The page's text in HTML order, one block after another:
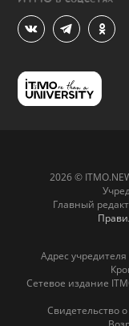
2026 ©
Главный
Адрес
Сетевое издание
Свидетельство